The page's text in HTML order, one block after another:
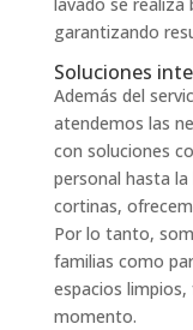
garantizando
Soluciones
Además del
atendemos las
con soluciones
personal hasta
cortinas,
Por lo tanto,
familias como
espacios
momento.